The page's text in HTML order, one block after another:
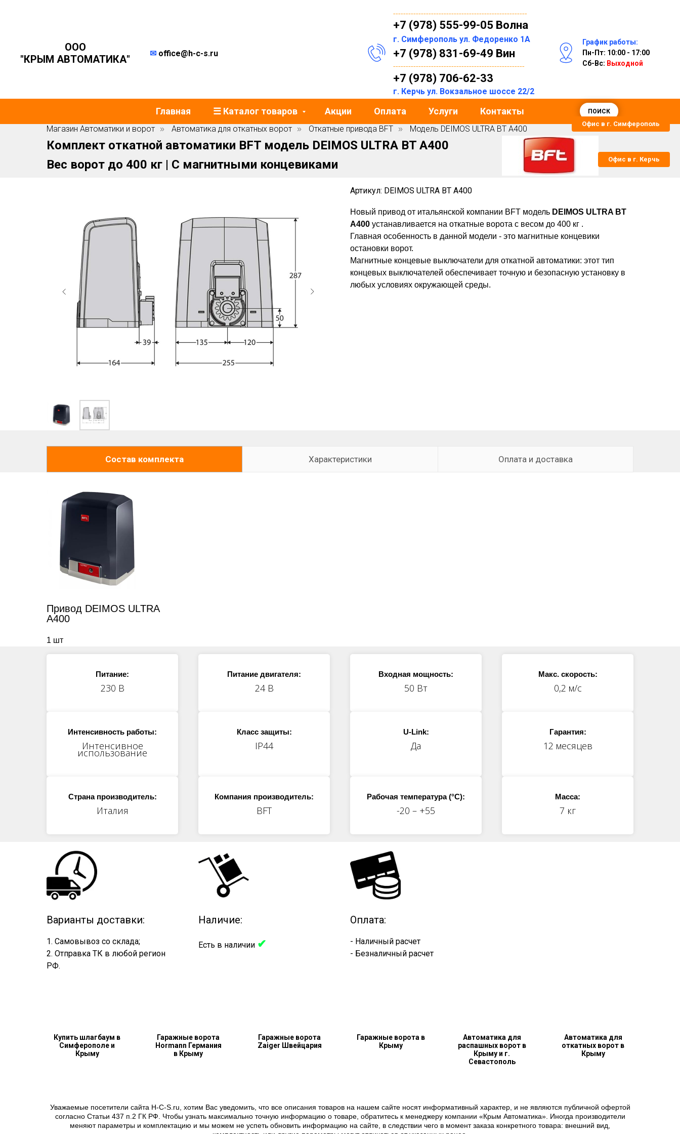
ООО
"КРЫМ АВТОМАТИКА"
✉ office@h-c-s.ru
-----------------------------------------------------
+7 (978) 555-99-05 Волна
г. Симферополь ул. Федоренко 1А
+7 (978) 831-69-49 Вин
----------------------------------------------------
+7 (978) 706-62-33
г. Керчь ул. Вокзальное шоссе 22/2
График работы:
Пн-Пт: 10:00 - 17:00
Сб-Вс: Выходной
Главная ☰ Каталог товаров Акции Оплата Услуги Контакты ПОИСК
Магазин Автоматики и ворот » Автоматика для откатных ворот » Откатные привода BFT » Модель DEIMOS ULTRA BT A400
Комплект откатной автоматики BFT модель DEIMOS ULTRA BT A400
Вес ворот до 400 кг | С магнитными концевиками
Артикул: DEIMOS ULTRA BT A400
Новый привод от итальянской компании BFT модель DEIMOS ULTRA BT
A400 устанавливается на откатные ворота с весом до 400 кг .
Главная особенность в данной модели - это магнитные концевики
остановки ворот.
Магнитные концевые выключатели для откатной автоматики: этот тип
концевых выключателей обеспечивает точную и безопасную установку в
любых условиях окружающей среды.
Состав комплекта Характеристики Оплата и доставка
Привод DEIMOS ULTRA
A400
1 шт
Питание:
230 В
Питание двигателя:
24 В
Входная мощность:
50 Вт
Макс. скорость:
0,2 м/с
Интенсивность работы:
Интенсивное
использование
Класс защиты:
IP44
U-Link:
Да
Гарантия:
12 месяцев
Страна производитель:
Италия
Компания производитель:
BFT
Рабочая температура (°C):
-20 – +55
Масса:
7 кг
Варианты доставки:
1. Самовывоз со склада;
2. Отправка ТК в любой регион
РФ.
Наличие:
Есть в наличии ✔
Оплата:
- Наличный расчет
- Безналичный расчет
Купить шлагбаум в
Симферополе и
Крыму
Гаражные ворота
Hormann Германия
в Крыму
Гаражные ворота
Zaiger Швейцария
Гаражные ворота в
Крыму
Автоматика для
распашных ворот в
Крыму и г.
Севастополь
Автоматика для
откатных ворот в
Крыму
Уважаемые посетители сайта H-C-S.ru, хотим Вас уведомить, что все описания товаров на нашем сайте носят информативный характер, и не являются публичной офертой
согласно Статьи 437 п.2 ГК РФ. Чтобы узнать максимально точную информацию о товаре, обратитесь к менеджеру компании «Крым Автоматика». Иногда производители
меняют параметры и комплектацию и мы можем не успеть обновить информацию на сайте, в следствии чего в момент заказа конкретного товара: внешний вид,
Офис в г. Симферополь
Офис в г. Керчь